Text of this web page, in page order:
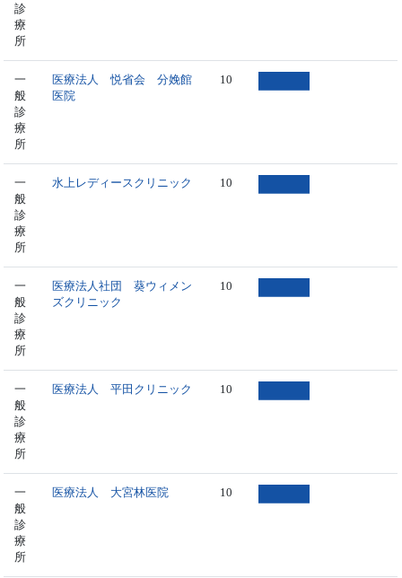
診
療
所
一
般
診
療
所
医療法人 悦省会 分娩館
医院
10
一
般
診
療
所
水上レディースクリニック 10
一
般
診
療
所
医療法人社団 葵ウィメン
ズクリニック
10
一
般
診
療
所
医療法人 平田クリニック 10
一
般
診
療
所
医療法人 大宮林医院 10